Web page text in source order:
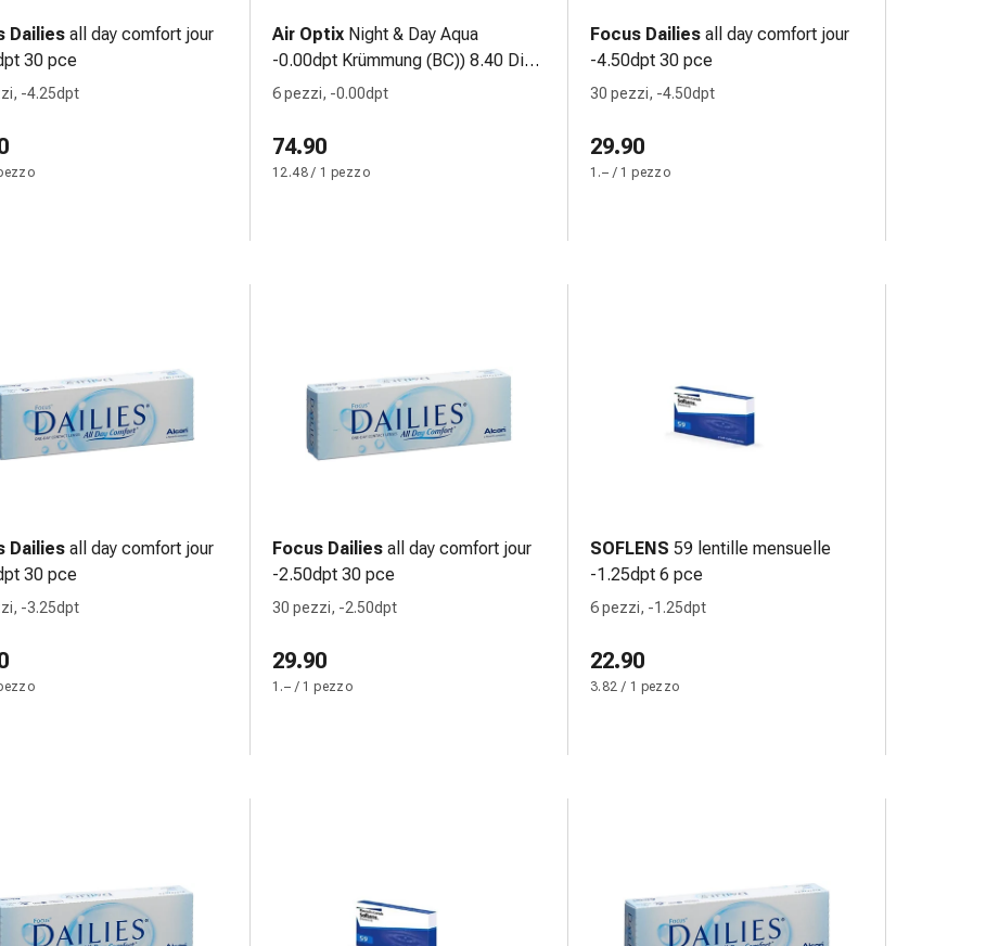
Dailies all day comfort jour
30 pce
-4.25dpt
Air Optix Night & Day Aqua
-0.00dpt Krümmung (BC)) 8.40 Dia
13.80 6 pce
6 pezzi, -0.00dpt
74.90
12.48 / 1 pezzo
Focus Dailies all day comfort jour
-4.50dpt 30 pce
30 pezzi, -4.50dpt
29.90
1.– / 1 pezzo
Dailies all day comfort jour
30 pce
-3.25dpt
Focus Dailies all day comfort jour
-2.50dpt 30 pce
30 pezzi, -2.50dpt
29.90
1.– / 1 pezzo
SOFLENS 59 lentille mensuelle
-1.25dpt 6 pce
6 pezzi, -1.25dpt
22.90
3.82 / 1 pezzo